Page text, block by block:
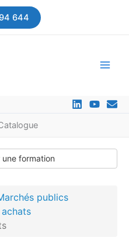
644
une formation
publics